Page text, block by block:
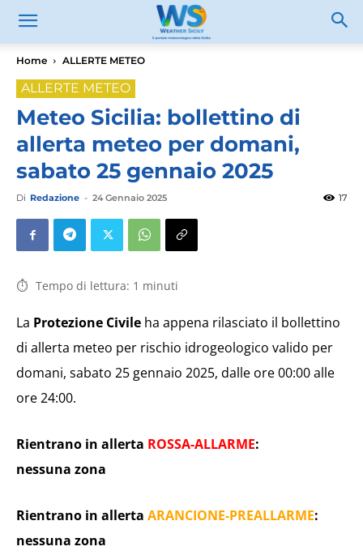
Home ALLERTE METEO
ALLERTE METEO
Meteo Sicilia: bollettino di
allerta meteo per domani,
sabato 25 gennaio 2025
Di Redazione - 24 Gennaio 2025 17
Tempo di lettura: 1 minuti
La Protezione Civile ha appena rilasciato il bollettino
di allerta meteo per rischio idrogeologico valido per
domani, sabato 25 gennaio 2025, dalle ore 00:00 alle
ore 24:00.
Rientrano in allerta ROSSA-ALLARME:
nessuna zona
Rientrano in allerta ARANCIONE-PREALLARME:
nessuna zona